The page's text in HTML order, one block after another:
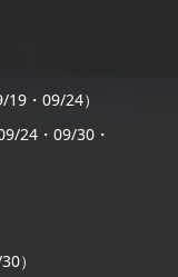
・09/24）
24・09/30・
）